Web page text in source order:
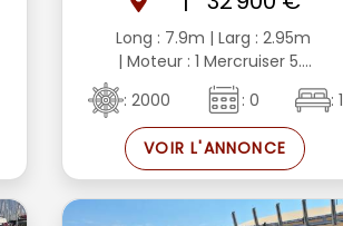
Long : 7.9m | Larg : 2.95m
| Moteur : 1 Mercruiser 5....
: 2000
: 0 : 1
VOIR L'ANNONCE